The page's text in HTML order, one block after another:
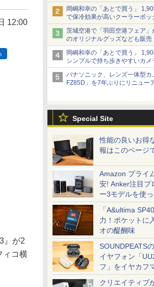
岡嶋和幸の「あとで買う」
で保冷効果が高いクーラーボッ
Watch
茨城空港で「羽田空港フェア」
のオリジナルグッズなども販売
岡嶋和幸の「あとで買う」
シンプルで持ち歩きやすいカメ
カメ Watch
パナソニック、レンズ一体型カ
FZ85D」を7年ぶりにリニュー
Special Site
性能の良いお得
報はこのページ
Amazon プライ
安! Anker注目プ
ー3モデルを使
「A&ultima
力！ポケットに
オの醍醐味
SOUNDPEATS
イヤフォン「
フ」をイヤカフ
クリエイティブ
12:00
』が2
ィコ横